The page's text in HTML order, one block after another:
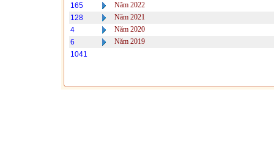
165
Năm 2022
128
Năm 2021
4
Năm 2020
6
Năm 2019
1041